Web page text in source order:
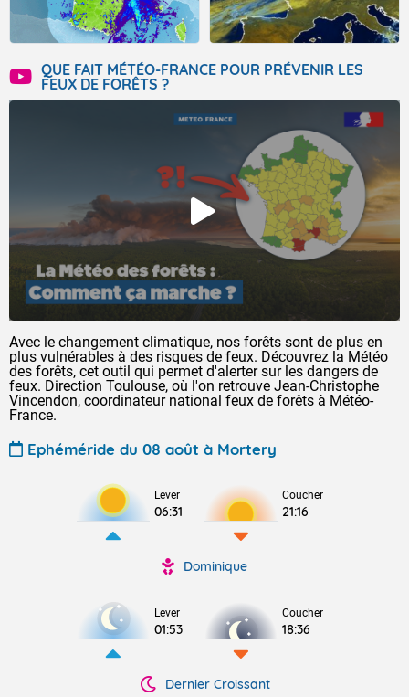
QUE FAIT MÉTÉO-FRANCE POUR PRÉVENIR LES
FEUX DE FORÊTS ?
Avec le changement climatique, nos forêts sont de plus en
plus vulnérables à des risques de feux. Découvrez la Météo
des forêts, cet outil qui permet d'alerter sur les dangers de
feux. Direction Toulouse, où l'on retrouve Jean-Christophe
Vincendon, coordinateur national feux de forêts à Météo-
France.
Ephéméride du 08 août à Mortery
Lever
06:31
Coucher
21:16
Dominique
Lever
01:53
Coucher
18:36
Dernier Croissant